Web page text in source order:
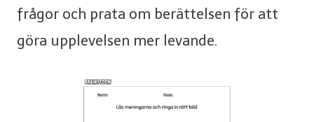
frågor och prata om berättelsen för att
göra upplevelsen mer levande.